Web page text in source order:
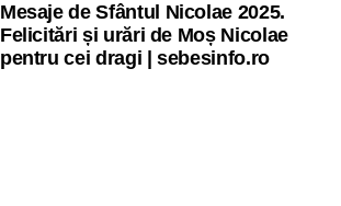
Mesaje de Sfântul Nicolae 2025.
Felicitări și urări de Moș Nicolae
pentru cei dragi | sebesinfo.ro